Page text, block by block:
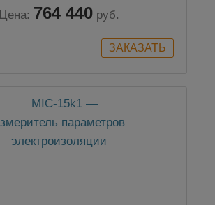
Цена: 764 440 руб.